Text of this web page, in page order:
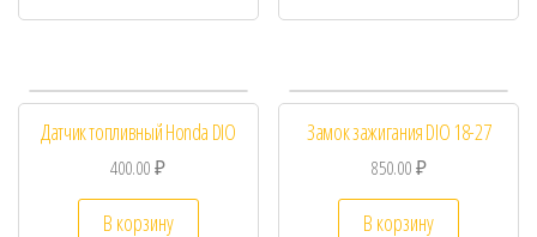
Датчик топливный Honda DIO
400.00₽
В корзину
Замок зажигания DIO 18-27
850.00₽
В корзину